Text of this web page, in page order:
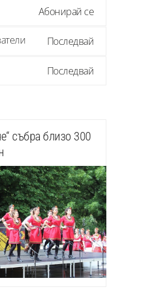
Абонирай се
Последвай
Последвай
събра близо 300